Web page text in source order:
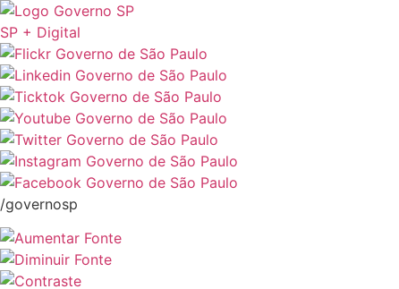
SP + Digital
/governosp